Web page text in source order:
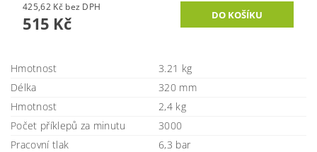
425,62 Kč bez DPH
515 Kč
Hmotnost
3.21 kg
Délka
320 mm
Hmotnost
2,4 kg
Počet příklepů za minutu
3000
Pracovní tlak
6,3 bar